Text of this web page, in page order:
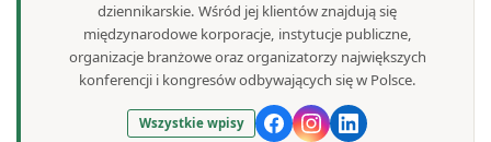
dziennikarskie. Wśród jej klientów znajdują się
międzynarodowe korporacje, instytucje publiczne,
organizacje branżowe oraz organizatorzy największych
konferencji i kongresów odbywających się w Polsce.
Wszystkie wpisy